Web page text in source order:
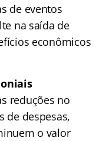
de eventos
na saída de
econômicos
reduções no
de despesas,
o valor